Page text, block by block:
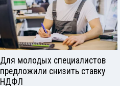
Для молодых специалистов
предложили снизить ставку
НДФЛ